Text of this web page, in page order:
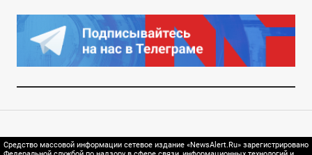
Средство массовой информации сетевое издание «NewsAlert.Ru» зарегистрировано